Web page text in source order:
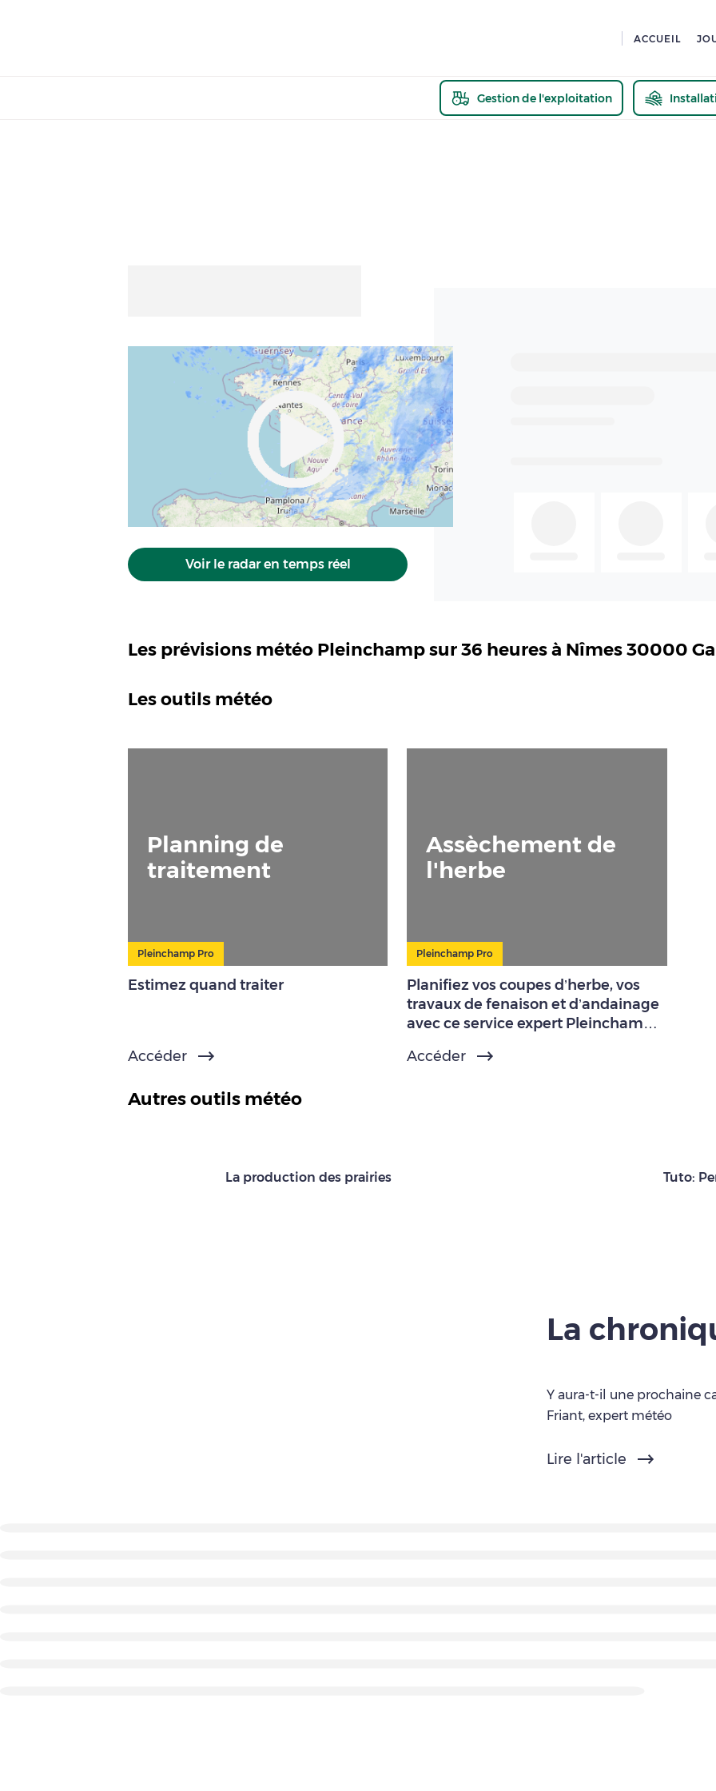
ACCUEIL
Gestion de l'exploitation
Voir le radar en temps réel
Les prévisions météo Pleinchamp sur 36 heures à Nîmes 30000
Les outils météo
Planning de
traitement
Pleinchamp Pro
Estimez quand traiter
Accéder
Assèchement de
l'herbe
Pleinchamp Pro
Planifiez vos coupes d’herbe, vos
travaux de fenaison et d’andainage
avec ce service expert Pleinchamp
Accéder
Autres outils météo
La production des prairies Tuto:
La
Y aura-t-il une prochaine
Friant, expert météo
Lire l'article